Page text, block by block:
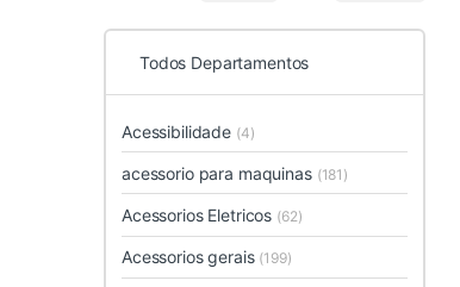
Todos Departamentos
Acessibilidade (4)
acessorio para maquinas (181)
Acessorios Eletricos (62)
Acessorios gerais (199)